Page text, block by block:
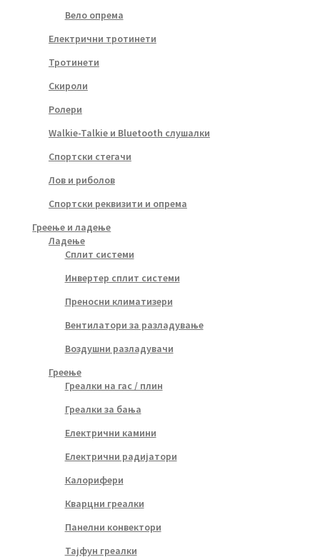
Вело опрема
Електрични тротинети
Тротинети
Скироли
Ролери
Walkie-Talkie и Bluetooth слушалки
Спортски стегачи
Лов и риболов
Спортски реквизити и опрема
Греење и ладење
Ладење
Сплит системи
Инвертер сплит системи
Преносни климатизери
Вентилатори за разладување
Воздушни разладувачи
Греење
Греалки на гас / плин
Греалки за бања
Електрични камини
Електрични радијатори
Калорифери
Кварцни греалки
Панелни конвектори
Тајфун греалки